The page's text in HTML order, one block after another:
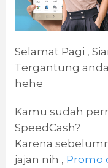
Selamat Pagi ,
Tergantung
hehe
Kamu sudah
SpeedCash?
Karena
jajan nih , Promo